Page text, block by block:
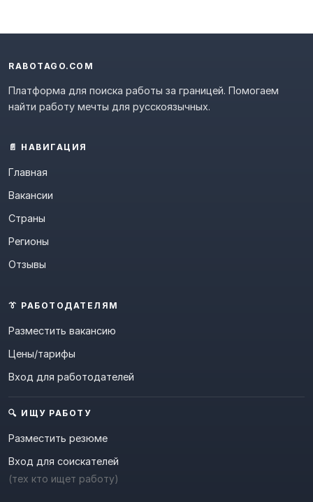
RABOTAGO.COM
Платформа для поиска работы за границей. Помогаем
найти работу мечты для русскоязычных.
📄 НАВИГАЦИЯ
Главная
Вакансии
Страны
Регионы
Отзывы
👔 РАБОТОДАТЕЛЯМ
Разместить вакансию
Цены/тарифы
Вход для работодателей
🔍 ИЩУ РАБОТУ
Разместить резюме
Вход для соискателей
(тех кто ищет работу)